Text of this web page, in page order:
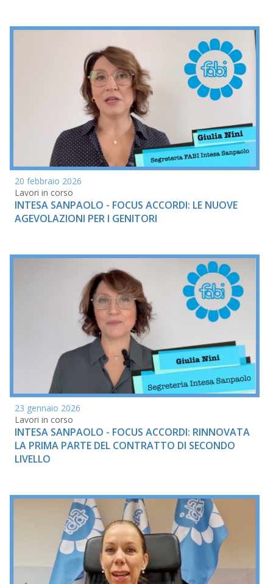
20 febbraio 2026
Lavori in corso
INTESA SANPAOLO - FOCUS ACCORDI: LE NUOVE
AGEVOLAZIONI PER I GENITORI
23 gennaio 2026
Lavori in corso
INTESA SANPAOLO - FOCUS ACCORDI: RINNOVATA
LA PRIMA PARTE DEL CONTRATTO DI SECONDO
LIVELLO